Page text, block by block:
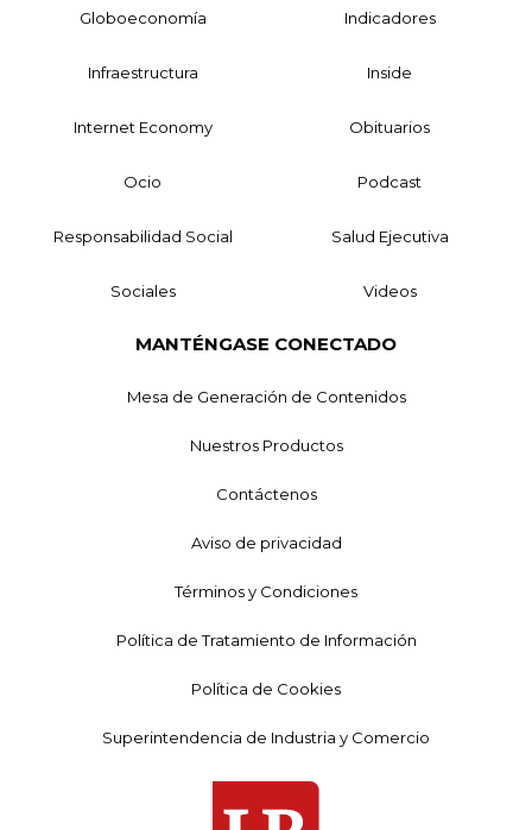
Globoeconomía Indicadores
Infraestructura Inside
Internet Economy Obituarios
Ocio Podcast
Responsabilidad Social Salud Ejecutiva
Sociales Videos
MANTÉNGASE CONECTADO
Mesa de Generación de Contenidos
Nuestros Productos
Contáctenos
Aviso de privacidad
Términos y Condiciones
Política de Tratamiento de Información
Política de Cookies
Superintendencia de Industria y Comercio